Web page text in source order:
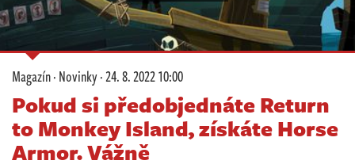
Databáze
Komunita
Redakce
Živě
Magazín·Novinky·24. 8. 2022 10:00
Pokud si předobjednáte Return
to Monkey Island, získáte Horse
Armor. Vážně